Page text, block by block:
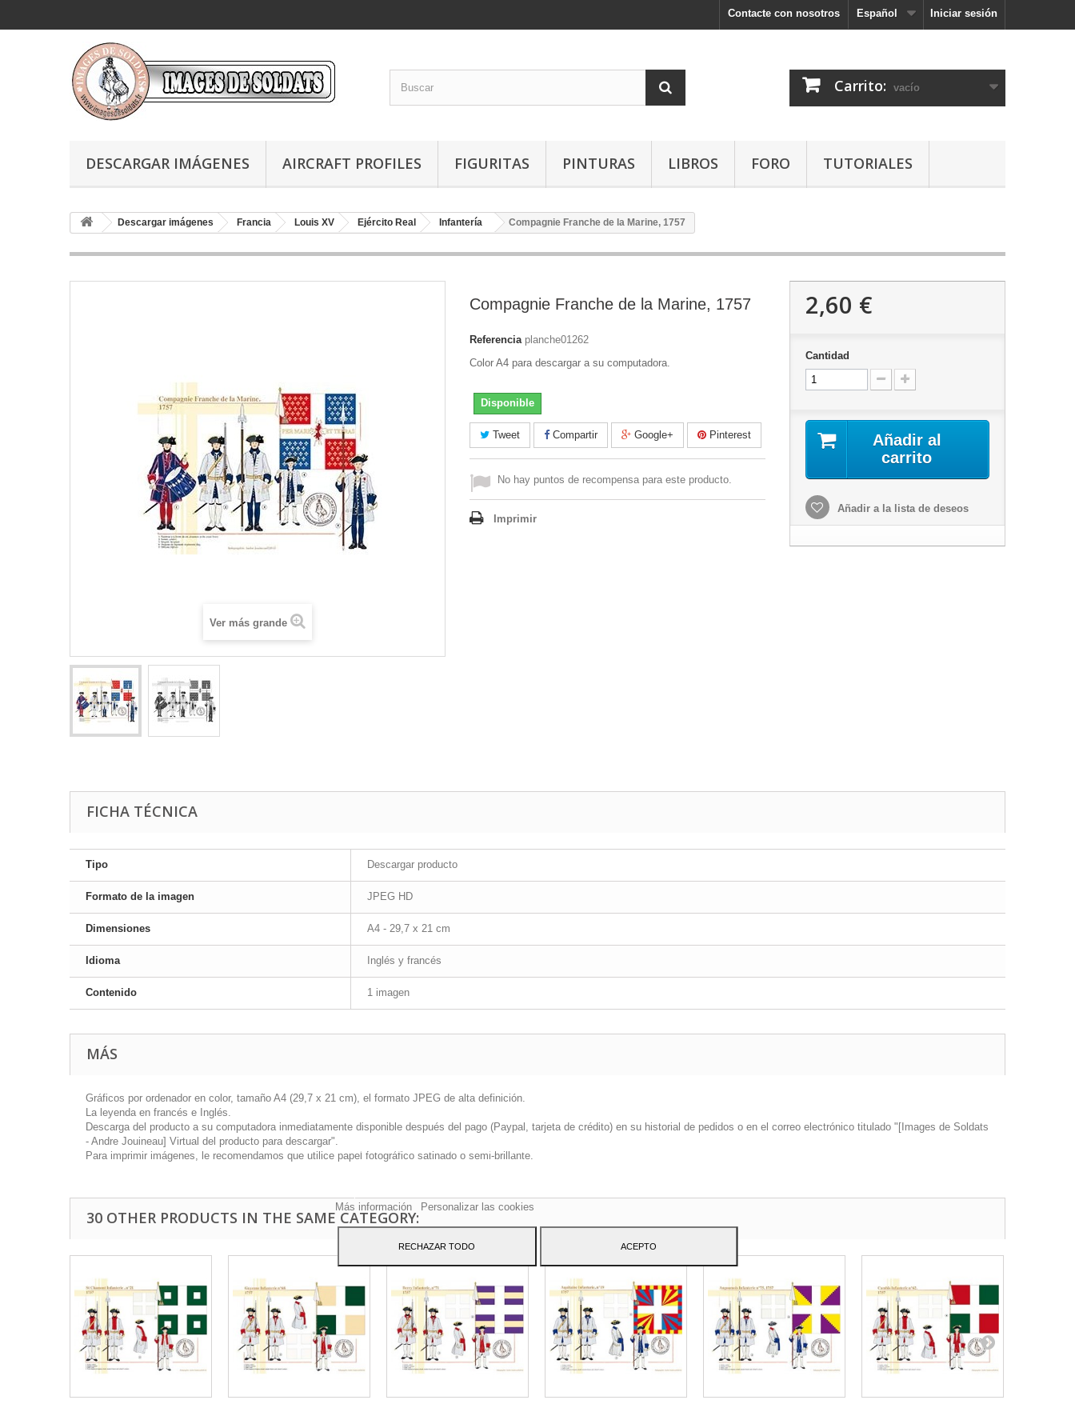
Iniciar sesión
Español
Contacte con nosotros
Carrito: vacío
DESCARGAR IMÁGENES AIRCRAFT PROFILES FIGURITAS PINTURAS LIBROS FORO TUTORIALES
Descargar imágenes Francia Louis XV Ejército Real Infantería Compagnie Franche de la Marine, 1757
Ver más grande
Compagnie Franche de la Marine, 1757
Referencia planche01262
Color A4 para descargar a su computadora.
Disponible
Tweet Compartir Google+ Pinterest
No hay puntos de recompensa para este producto.
Imprimir
2,60 €
Cantidad
Añadir al
carrito
Añadir a la lista de deseos
FICHA TÉCNICA
Tipo Descargar producto
Formato de la imagen JPEG HD
Dimensiones A4 - 29,7 x 21 cm
Idioma Inglés y francés
Contenido 1 imagen
MÁS
Gráficos por ordenador en color, tamaño A4 (29,7 x 21 cm), el formato JPEG de alta definición.
La leyenda en francés e Inglés.
Descarga del producto a su computadora inmediatamente disponible después del pago (Paypal, tarjeta de crédito) en su historial de pedidos o en el correo electrónico titulado "[Images de Soldats
- Andre Jouineau] Virtual del producto para descargar".
Para imprimir imágenes, le recomendamos que utilice papel fotográfico satinado o semi-brillante.
30 OTHER PRODUCTS IN THE SAME CATEGORY:
Este sitio web utiliza cookies propias y de terceros para mejorar nuestros servicios y
mostrarle publicidad relacionada con sus preferencias mediante el análisis de sus
Más información
Personalizar las cookies
RECHAZAR TODO ACEPTO